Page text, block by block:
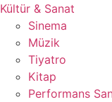
Kültür & Sanat
Sinema
Müzik
Tiyatro
Kitap
Performans